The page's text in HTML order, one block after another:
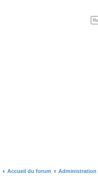
Accueil du forum
Administration